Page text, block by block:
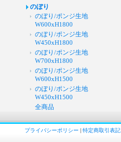
のぼり
のぼり/ポンジ生地
W600xH1800
のぼり/ポンジ生地
W450xH1800
のぼり/ポンジ生地
W700xH1800
のぼり/ポンジ生地
W600xH1500
のぼり/ポンジ生地
W450xH1500
全商品
プライバシーポリシー | 特定商取引表記